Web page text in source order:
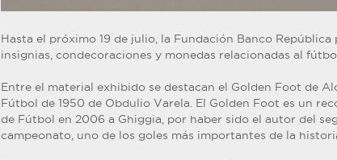
Hasta el próximo 19 de julio, la Fundación Banco
insignias, condecoraciones y monedas relacionadas al
Entre el material exhibido se destacan el Golden Foot de
Fútbol de 1950 de Obdulio Varela. El Golden Foot es un
de Fútbol en 2006 a Ghiggia, por haber sido el autor del
campeonato, uno de los goles más importantes de la